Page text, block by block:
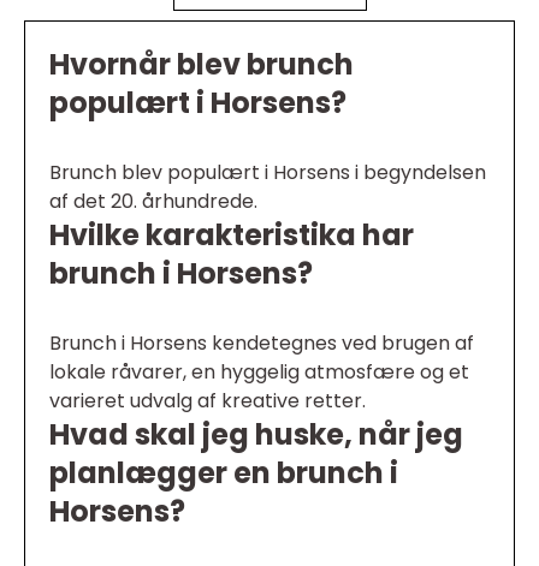
Hvornår blev brunch
populært i Horsens?
Brunch blev populært i Horsens i begyndelsen
af det 20. århundrede.
Hvilke karakteristika har
brunch i Horsens?
Brunch i Horsens kendetegnes ved brugen af
lokale råvarer, en hyggelig atmosfære og et
varieret udvalg af kreative retter.
Hvad skal jeg huske, når jeg
planlægger en brunch i
Horsens?